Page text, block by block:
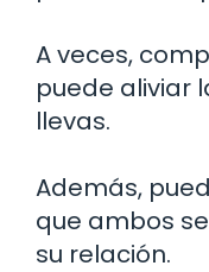
A veces,
puede aliviar
llevas.
Además,
que ambos
su relación.